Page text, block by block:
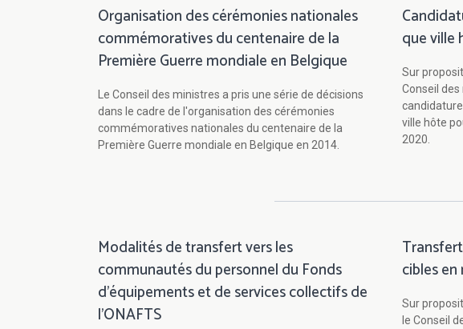
Organisation des cérémonies nationales
commémoratives du centenaire de la
Première Guerre mondiale en Belgique
Le Conseil des ministres a pris une série de décisions
dans le cadre de l'organisation des cérémonies
commémoratives nationales du centenaire de la
Première Guerre mondiale en Belgique en 2014.
que ville
Sur
Conseil
ville hôte
2020.
Modalités de transfert vers les
communautés du personnel du Fonds
d’équipements et de services collectifs de
l'ONAFTS
cibles
Sur
le Conseil